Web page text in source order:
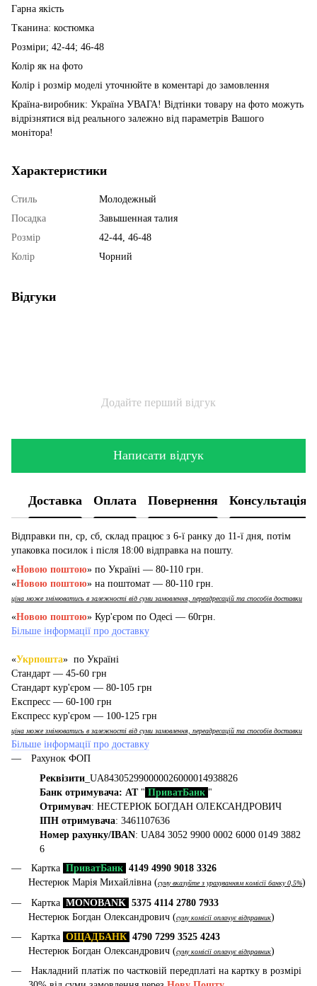
Гарна якість
Тканина: костюмка
Розміри; 42-44; 46-48
Колір як на фото
Колір і розмір моделі уточнюйте в коментарі до замовлення
Країна-виробник: Україна УВАГА! Відтінки товару на фото можуть
відрізнятися від реального залежно від параметрів Вашого
монітора!
Характеристики
Стиль
Молодежный
Посадка
Завышенная талия
Розмір
42-44, 46-48
Колір
Чорний
Відгуки
Додайте перший відгук
Написати відгук
Доставка Оплата Повернення Консультація
Відправки пн, ср, сб, склад працює з 6-ї ранку до 11-ї дня, потім
упаковка посилок і після 18:00 відправка на пошту.
«Новою поштою» по Україні — 80-110 грн.
«Новою поштою» на поштомат — 80-110 грн.
ціна може змінюватись в залежності від суми замовлення, переадресацій та способів доставки
«Новою поштою» Кур'єром по Одесі — 60грн.
Більше інформації про доставку
«Укрпошта» по Україні
Стандарт — 45-60 грн
Стандарт кур'єром — 80-105 грн
Експресс — 60-100 грн
Експресс кур'єром — 100-125 грн
ціна може змінюватись в залежності від суми замовлення, переадресацій та способів доставки
Більше інформації про доставку
Рахунок ФОП
Реквізити _UA843052990000026000014938826
Банк отримувача: АТ" ПриватБанк "
Отримувач: НЕСТЕРЮК БОГДАН ОЛЕКСАНДРОВИЧ
ІПН отримувача: 3461107636
Номер рахунку/IBAN: UA84 3052 9900 0002 6000 0149 3882
6
Картка ПриватБанк 4149 4990 9018 3326
Нестерюк Марія Михайлівна (суму вказуйте з урахуванням комісії банку 0,5%)
Картка MONOBANK 5375 4114 2780 7933
Нестерюк Богдан Олександрович (суму комісії оплачує відправник)
Картка ОЩАДБАНК 4790 7299 3525 4243
Нестерюк Богдан Олександрович (суму комісії оплачує відправник)
Накладний платіж по частковій передплаті на картку в розмірі